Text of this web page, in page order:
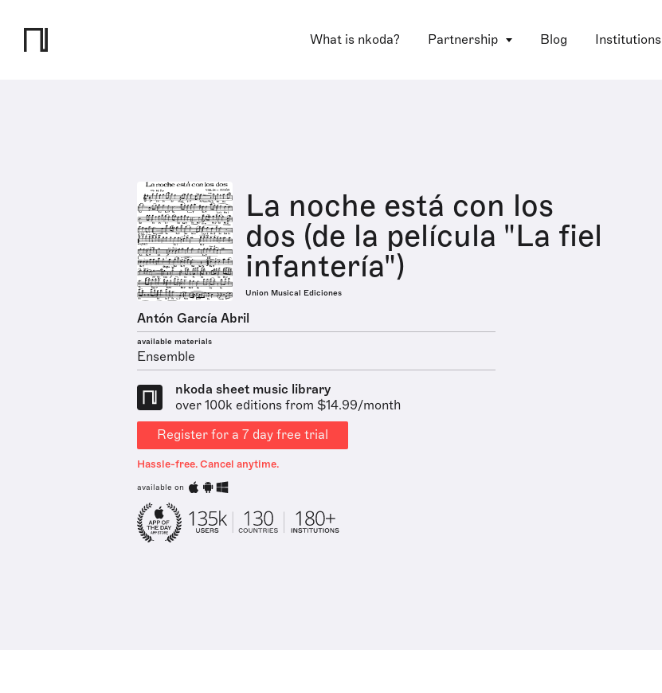
What is nkoda? Partnership Blog Institutions
La noche está con los
dos (de la película "La fiel
infantería")
Union Musical Ediciones
Antón García Abril
available materials
Ensemble
nkoda sheet music library
over 100k editions from $14.99/month
Register for a 7 day free trial
Hassle-free. Cancel anytime.
available on